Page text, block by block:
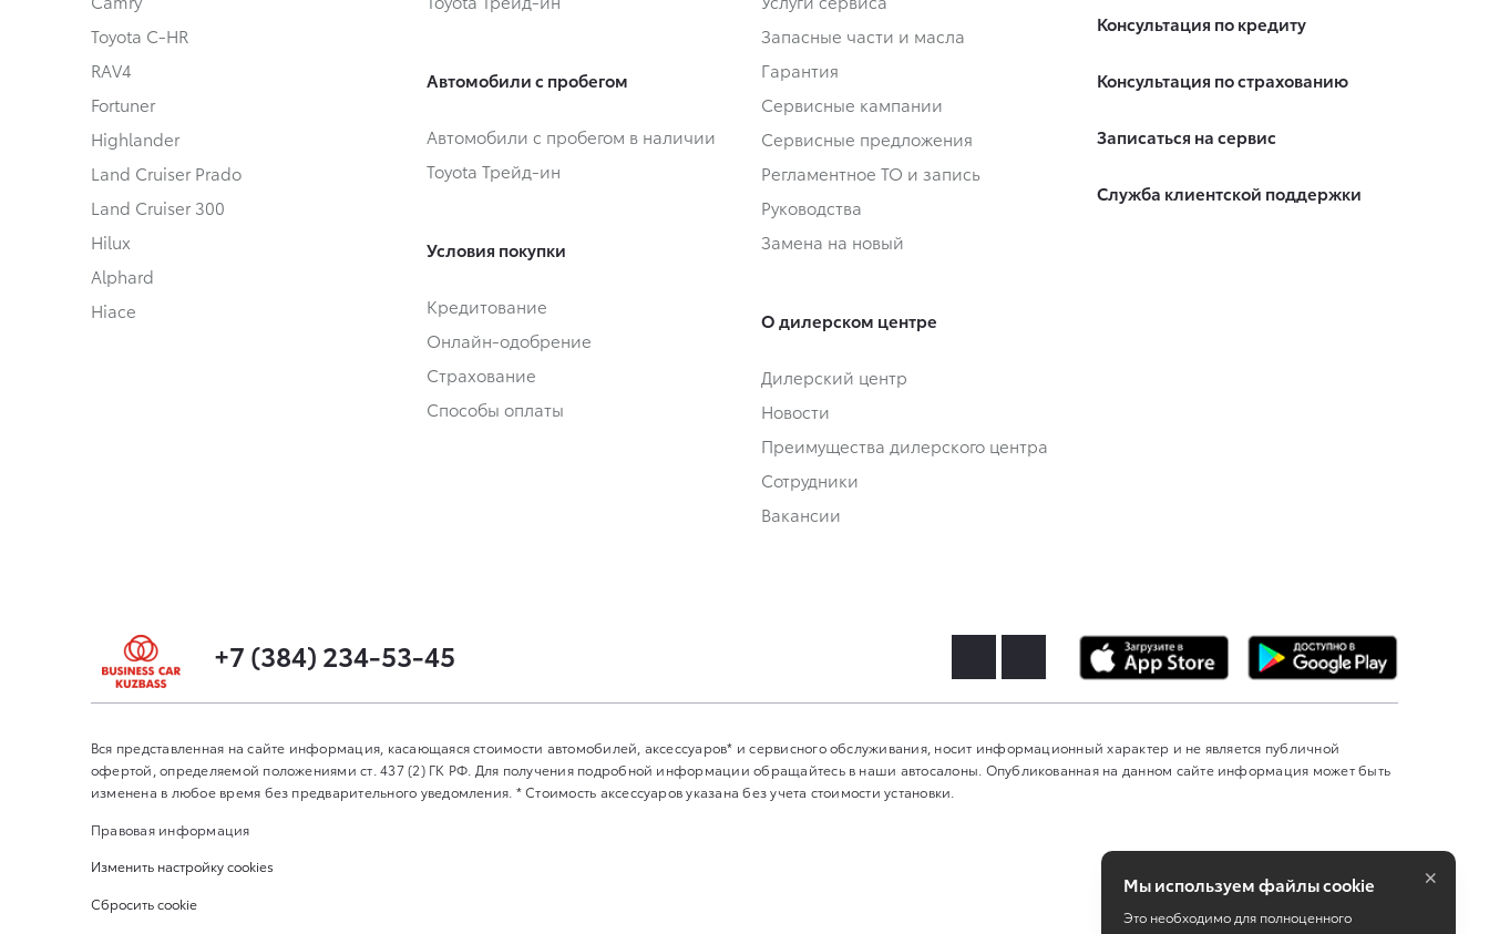
Toyota C-HR
RAV4
Fortuner
Highlander
Land Cruiser Prado
Land Cruiser 300
Hilux
Alphard
Hiace
Автомобили с пробегом
Автомобили с пробегом в наличии
Toyota Трейд-ин
Условия покупки
Кредитование
Онлайн-одобрение
Страхование
Способы оплаты
Запасные части и масла
Гарантия
Сервисные кампании
Сервисные предложения
Регламентное ТО и запись
Руководства
Замена на новый
О дилерском центре
Дилерский центр
Новости
Преимущества дилерского центра
Сотрудники
Вакансии
Консультация по кредиту
Консультация по страхованию
Записаться на сервис
Служба клиентской поддержки
+7 (384) 234-53-45
Вся представленная на сайте информация, касающаяся стоимости автомобилей, аксессуаров* и сервисного обслуживания, носит информационный характер и не является публичной
офертой, определяемой положениями ст. 437 (2) ГК РФ. Для получения подробной информации обращайтесь в наши автосалоны. Опубликованная на данном сайте информация может быть
изменена в любое время без предварительного уведомления. * Стоимость аксессуаров указана без учета стоимости установки.
Правовая информация
Изменить настройку cookies
Сбросить cookie
Мы используем файлы cookie
Это необходимо для полноценного
×